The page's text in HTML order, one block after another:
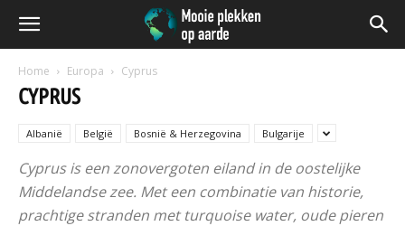
Home Europa Cyprus
CYPRUS
Albanië België Bosnië & Herzegovina Bulgarije
Cyprus is een zonovergoten eiland in de oostelijke
Middelandse zee. Met een combinatie van historie,
prachtige stranden met turquoise water, oude pieren